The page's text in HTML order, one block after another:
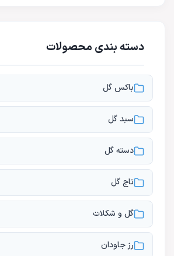
دسته بندی محصولات
باکس گل
سبد گل
دسته گل
تاج گل
گل و شکلات
رز جاودان